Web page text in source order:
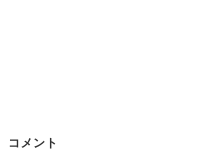
コメント